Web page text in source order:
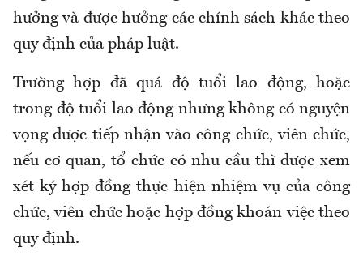
hưởng và được hưởng các chính sách khác theo
quy định của pháp luật.
Trường hợp đã quá độ tuổi lao động, hoặc
trong độ tuổi lao động nhưng không có nguyện
vọng được tiếp nhận vào công chức, viên chức,
nếu cơ quan, tổ chức có nhu cầu thì được xem
xét ký hợp đồng thực hiện nhiệm vụ của công
chức, viên chức hoặc hợp đồng khoán việc theo
quy định.